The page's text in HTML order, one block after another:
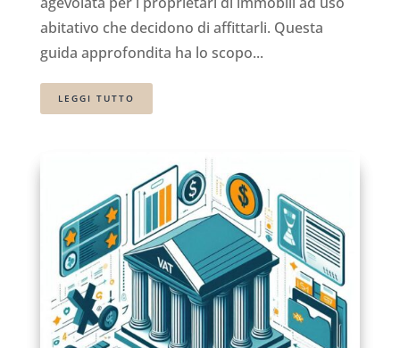
abitativo che decidono di affittarli. Questa
guida approfondita ha lo scopo...
LEGGI TUTTO